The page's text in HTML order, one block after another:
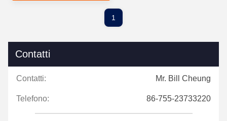
1
Contatti
Contatti: Mr. Bill Cheung
Telefono: 86-755-23733220